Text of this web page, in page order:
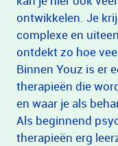
ontwikkelen. Je
complexe en
ontdekt zo hoe
Binnen Youz is er
therapieën die
en waar je als
Als beginnend
therapieën erg